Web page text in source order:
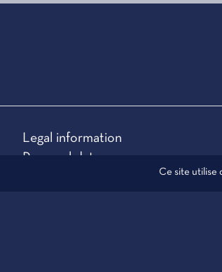
Legal information
Personal data
Ce site utilise